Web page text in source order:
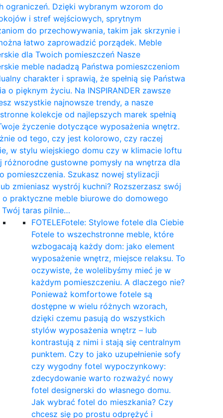
ograniczeń. Dzięki wybranym wzorom do
i stref wejściowych, sprytnym
do przechowywania, takim jak skrzynie i
łatwo zaprowadzić porządek. Meble
dla Twoich pomieszczeń Nasze
meble nadadzą Państwa pomieszczeniom
charakter i sprawią, że spełnią się Państwa
o pięknym życiu. Na INSPIRANDER zawsze
wszystkie najnowsze trendy, a nasze
kolekcje od najlepszych marek spełnią
życzenie dotyczące wyposażenia wnętrz.
od tego, czy jest kolorowo, czy raczej
w stylu wiejskiego domu czy w klimacie loftu
różnorodne gustowne pomysły na wnętrza dla
pomieszczenia. Szukasz nowej stylizacji
zmieniasz wystrój kuchni? Rozszerzasz swój
o praktyczne meble biurowe do domowego
Twój taras pilnie…
FOTELEFotele: Stylowe fotele dla Ciebie
Fotele to wszechstronne meble, które
wzbogacają każdy dom: jako element
wyposażenie wnętrz, miejsce relaksu. To
oczywiste, że wolelibyśmy mieć je w
każdym pomieszczeniu. A dlaczego nie?
Ponieważ komfortowe fotele są
dostępne w wielu różnych wzorach,
dzięki czemu pasują do wszystkich
stylów wyposażenia wnętrz – lub
kontrastują z nimi i stają się centralnym
punktem. Czy to jako uzupełnienie sofy
czy wygodny fotel wypoczynkowy:
zdecydowanie warto rozważyć nowy
fotel designerski do własnego domu.
Jak wybrać fotel do mieszkania? Czy
chcesz się po prostu odprężyć i